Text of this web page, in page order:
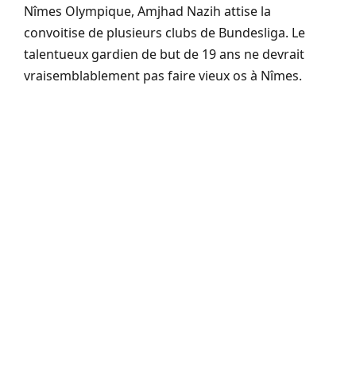
Nîmes Olympique, Amjhad Nazih attise la
convoitise de plusieurs clubs de Bundesliga. Le
talentueux gardien de but de 19 ans ne devrait
vraisemblablement pas faire vieux os à Nîmes.